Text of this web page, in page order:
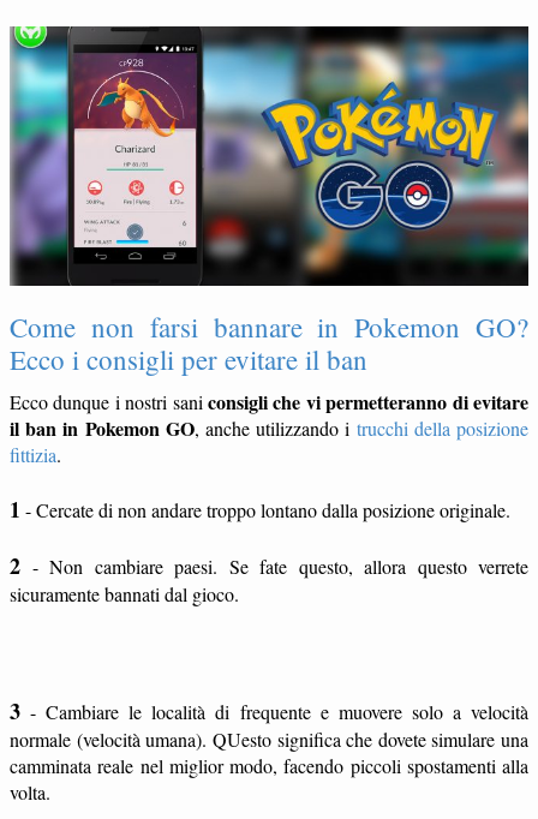
Come non farsi bannare in Pokemon GO?
Ecco i consigli per evitare il ban
Ecco dunque i nostri sani consigli che vi permetteranno di evitare
il ban in Pokemon GO, anche utilizzando i trucchi della posizione
fittizia.
1 - Cercate di non andare troppo lontano dalla posizione originale.
2 - Non cambiare paesi. Se fate questo, allora questo verrete
sicuramente bannati dal gioco.
3 - Cambiare le località di frequente e muovere solo a velocità
normale (velocità umana). QUesto significa che dovete simulare una
camminata reale nel miglior modo, facendo piccoli spostamenti alla
volta.